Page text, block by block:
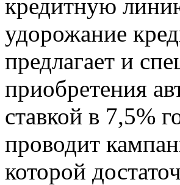
кредитную
удорожание
предлагает и
приобретения
ставкой в 7,5%
проводит
которой